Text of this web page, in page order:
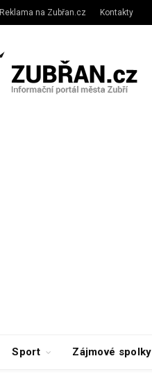
Reklama na Zubřan.cz Kontakty
Sport Zájmové spolky